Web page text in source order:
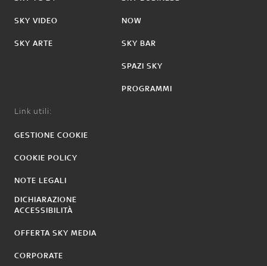
SKY VIDEO
SKY ARTE
NOW
SKY BAR
SPAZI SKY
PROGRAMMI
Link utili:
GESTIONE COOKIE
COOKIE POLICY
NOTE LEGALI
DICHIARAZIONE
ACCESSIBILITÀ
OFFERTA SKY MEDIA
CORPORATE